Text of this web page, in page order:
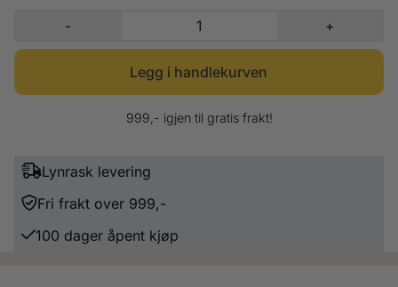
- +
999,- igjen til gratis frakt!
Lynrask levering
Fri frakt over 999,-
100 dager åpent kjøp